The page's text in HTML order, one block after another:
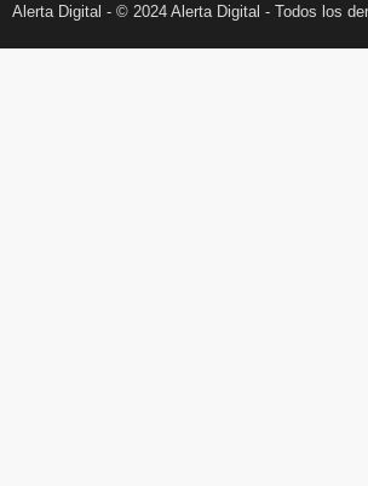
Alerta Digital - © 2024 Alerta Digital - Todos los